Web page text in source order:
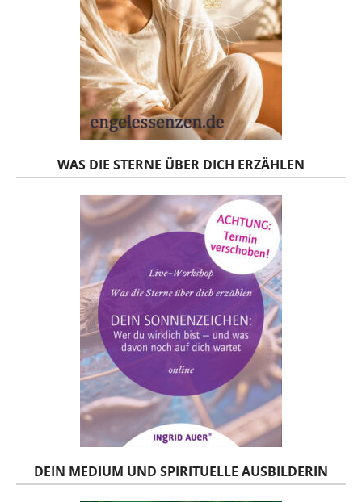
WAS DIE STERNE ÜBER DICH ERZÄHLEN
DEIN MEDIUM UND SPIRITUELLE AUSBILDERIN